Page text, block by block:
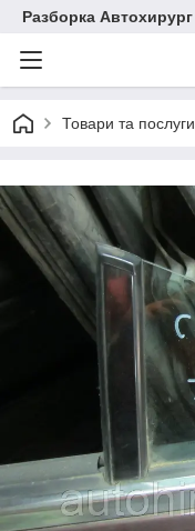
Разборка Автохирург
Товари та послуги